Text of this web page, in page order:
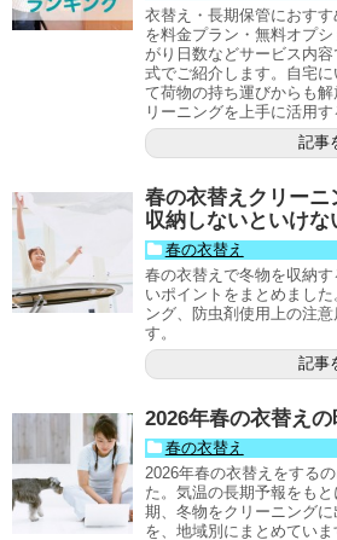
衣替え・長期保管におす
を料金プラン・無料オプ
がり日数などサービス内
式でご紹介します。自宅
て荷物の持ち運びからも
リーニングを上手に活用す
記事
春の衣替えクリーニ
収納しないといけな
春の衣替え
春の衣替えで冬物を収納
いポイントをまとめまし
ング、防虫剤使用上の注
す。
記事
2026年春の衣替え
春の衣替え
2026年春の衣替えをする
た。気温の長期予報をも
期、冬物をクリーニング
を、地域別にまとめてい